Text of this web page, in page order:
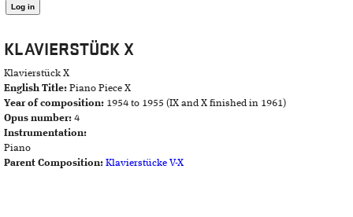
KLAVIERSTÜCK X
Klavierstück X
English Title: Piano Piece X
Year of composition: 1954 to 1955 (IX and X finished in 1961)
Opus number: 4
Instrumentation:
Piano
Parent Composition: Klavierstücke V-X